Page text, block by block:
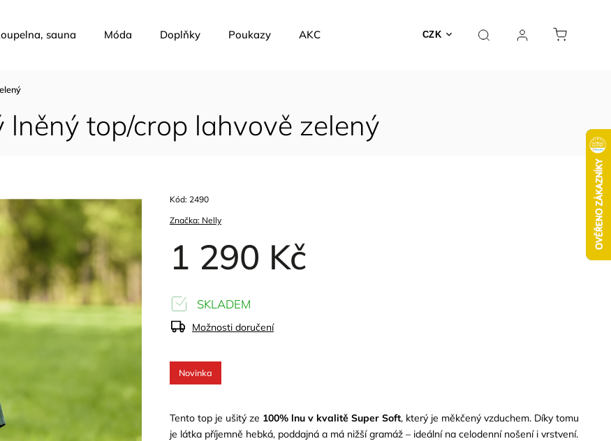
CZK
sauna Móda Doplňky Poukazy AKCE
lněný top/crop lahvově zelený
Značka: Nelly
1 290 Kč
Kód: 2490
Novinka
Tento top je ušitý ze 100% lnu v kvalitě Super Soft, který je měkčený vzduchem. Díky tomu
je látka příjemně hebká, poddajná a má nižší gramáž – ideální na celodenní nošení i vrstvení.
SKLADEM
Možnosti doručení